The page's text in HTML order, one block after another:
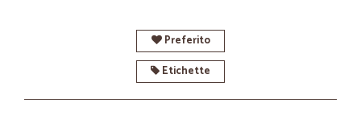
Preferito
Etichette